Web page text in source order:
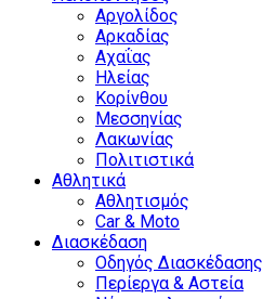
Αργολίδος
Αρκαδίας
Αχαΐας
Ηλείας
Κορίνθου
Μεσσηνίας
Λακωνίας
Πολιτιστικά
Αθλητικά
Αθλητισμός
Car & Moto
Διασκέδαση
Οδηγός Διασκέδασης
Περίεργα & Αστεία